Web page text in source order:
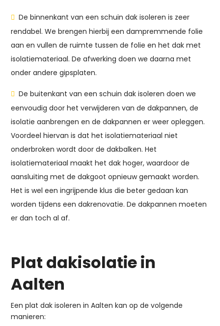
De binnenkant van een schuin dak isoleren is zeer
rendabel. We brengen hierbij een dampremmende folie
aan en vullen de ruimte tussen de folie en het dak met
isolatiemateriaal. De afwerking doen we daarna met
onder andere gipsplaten.
De buitenkant van een schuin dak isoleren doen we
eenvoudig door het verwijderen van de dakpannen, de
isolatie aanbrengen en de dakpannen er weer opleggen.
Voordeel hiervan is dat het isolatiemateriaal niet
onderbroken wordt door de dakbalken. Het
isolatiemateriaal maakt het dak hoger, waardoor de
aansluiting met de dakgoot opnieuw gemaakt worden.
Het is wel een ingrijpende klus die beter gedaan kan
worden tijdens een dakrenovatie. De dakpannen moeten
er dan toch al af.
Plat dakisolatie in
Aalten
Een plat dak isoleren in Aalten kan op de volgende
manieren: